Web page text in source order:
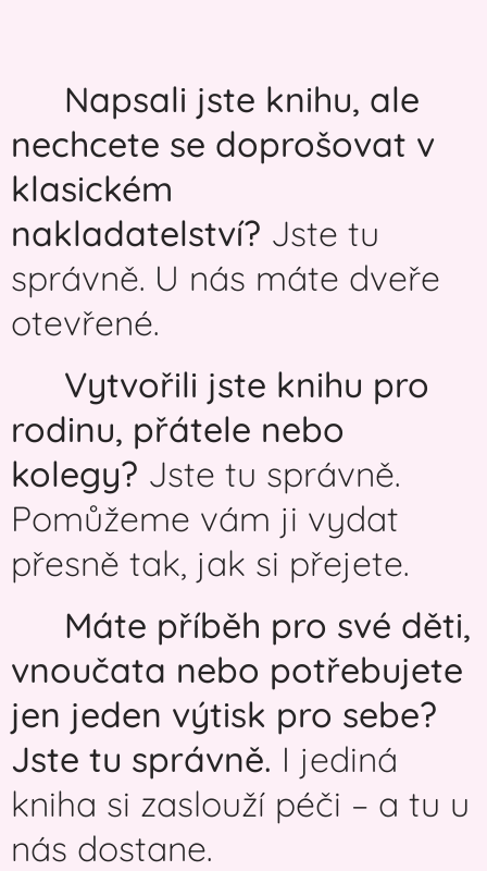
Napsali jste knihu, ale
nechcete se doprošovat v
klasickém
nakladatelství? Jste tu
správně. U nás máte dveře
otevřené.
Vytvořili jste knihu pro
rodinu, přátele nebo
kolegy? Jste tu správně.
Pomůžeme vám ji vydat
přesně tak, jak si přejete.
Máte příběh pro své děti,
vnoučata nebo potřebujete
jen jeden výtisk pro sebe?
Jste tu správně. I jediná
kniha si zaslouží péči – a tu u
nás dostane.